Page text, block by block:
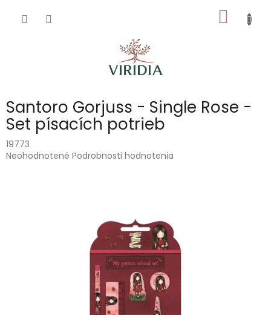
KOŠÍK
Santoro Gorjuss - Single Rose -
Set písacích potrieb
19773
Priemerné
Neohodnotené Podrobnosti hodnotenia